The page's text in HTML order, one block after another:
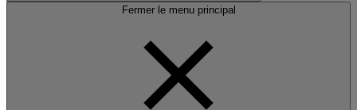
Fermer le menu principal